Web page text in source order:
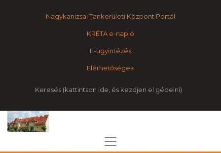
Nagykanizsai Tankerületi Központ Portál
KRÉTA e-napló
E-ügyintézés
Elérhetőségek
Keresés